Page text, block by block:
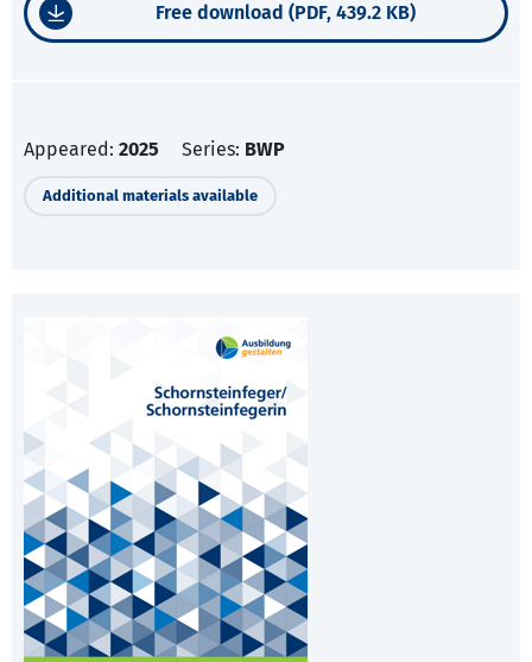
Free download (PDF, 439.2 KB)
Appeared: 2025 Series: BWP
Additional materials available